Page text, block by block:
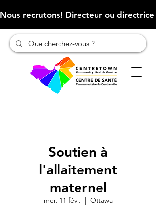
Nous recrutons! Directeur ou
Soutien à
l'allaitement
maternel
mer. 11 févr.
  |
Ottawa